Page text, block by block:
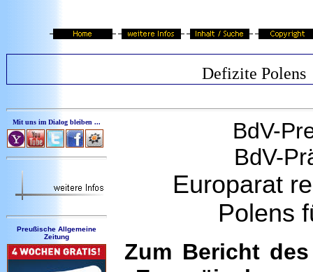
Defizite Polens
Mit uns im Dialog bleiben ...
Preußische Allgemeine
Zeitung
BdV-
BdV-
Europarat
Polens
Zum Bericht